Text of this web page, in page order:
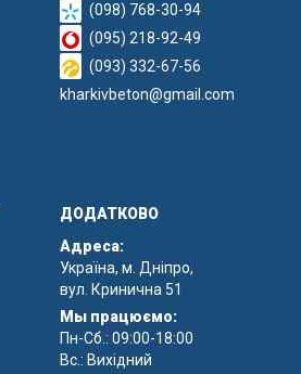
(098) 768-30-94
(095) 218-92-49
(093) 332-67-56
kharkivbeton@gmail.com
ДОДАТКОВО
Адреса:
Україна, м. Дніпро,
вул. Кринична 51
Мы працюємо:
Пн-Сб.: 09:00-18:00
Вс.: Вихідний